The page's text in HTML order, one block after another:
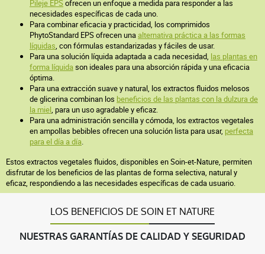
Pileje EPSofrecen un enfoque a medida para responder a las
necesidades específicas de cada uno.
Para combinar eficacia y practicidad, los comprimidos
PhytoStandard EPS ofrecen unaalternativa práctica a las formas
líquidas, con fórmulas estandarizadas y fáciles de usar.
Para una solución líquida adaptada a cada necesidad, las plantas en
forma líquidason ideales para una absorción rápida y una eficacia
óptima.
Para una extracción suave y natural, los extractos fluidos melosos
de glicerina combinan los beneficios de las plantas con la dulzura de
la miel, para un uso agradable y eficaz.
Para una administración sencilla y cómoda, los extractos vegetales
en ampollas bebibles ofrecen una solución lista para usar, perfecta
para el día a día.
Estos extractos vegetales fluidos, disponibles en Soin-et-Nature, permiten
disfrutar de los beneficios de las plantas de forma selectiva, natural y
eficaz, respondiendo a las necesidades específicas de cada usuario.
LOS BENEFICIOS DE SOIN ET NATURE
NUESTRAS GARANTÍAS DE CALIDAD Y SEGURIDAD